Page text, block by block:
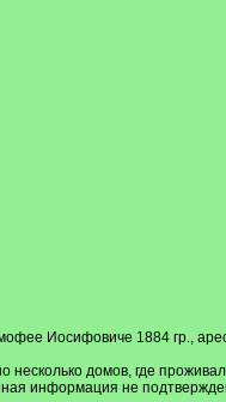
Иосифовиче 1884 гр.,
домов, где
информация не